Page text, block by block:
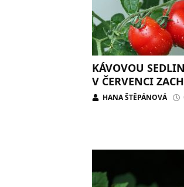
KÁVOVOU
V ČERVENCI
HANA ŠTĚPÁNOVÁ